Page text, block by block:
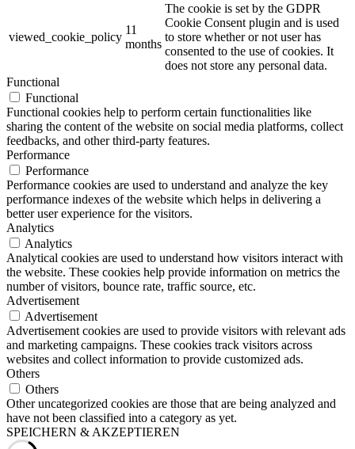
viewed_cookie_policy
11
months
The cookie is set by the GDPR
Cookie Consent plugin and is used
to store whether or not user has
consented to the use of cookies. It
does not store any personal data.
Functional
Functional
Functional cookies help to perform certain functionalities like
sharing the content of the website on social media platforms, collect
feedbacks, and other third-party features.
Performance
Performance
Performance cookies are used to understand and analyze the key
performance indexes of the website which helps in delivering a
better user experience for the visitors.
Analytics
Analytics
Analytical cookies are used to understand how visitors interact with
the website. These cookies help provide information on metrics the
number of visitors, bounce rate, traffic source, etc.
Advertisement
Advertisement
Advertisement cookies are used to provide visitors with relevant ads
and marketing campaigns. These cookies track visitors across
websites and collect information to provide customized ads.
Others
Others
Other uncategorized cookies are those that are being analyzed and
have not been classified into a category as yet.
SPEICHERN & AKZEPTIEREN